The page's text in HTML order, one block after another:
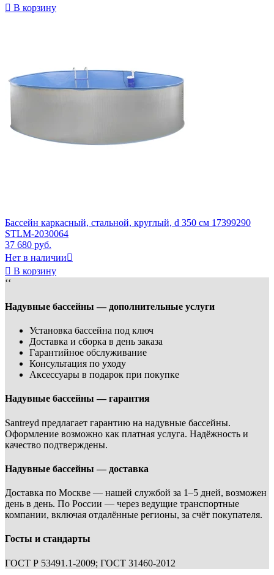
 В корзину
Бассейн каркасный, стальной, круглый, d 350 см 17399290
STLM-2030064
37 680 руб.
Нет в наличии
 В корзину
‘‘
Надувные бассейны — дополнительные услуги
Установка бассейна под ключ
Доставка и сборка в день заказа
Гарантийное обслуживание
Консультация по уходу
Аксессуары в подарок при покупке
Надувные бассейны — гарантия
Santreyd предлагает гарантию на надувные бассейны.
Оформление возможно как платная услуга. Надёжность и
качество подтверждены.
Надувные бассейны — доставка
Доставка по Москве — нашей службой за 1–5 дней, возможен
день в день. По России — через ведущие транспортные
компании, включая отдалённые регионы, за счёт покупателя.
Госты и стандарты
ГОСТ Р 53491.1-2009; ГОСТ 31460-2012